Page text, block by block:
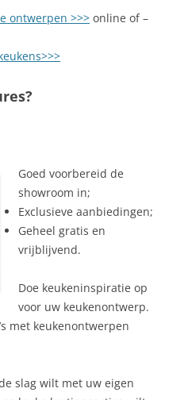
ontwerpen >>> online of –
Goed voorbereid de
showroom in;
Exclusieve aanbiedingen;
Geheel gratis en
vrijblijvend.
Doe keukeninspiratie op
voor uw keukenontwerp.
met keukenontwerpen
slag wilt met uw eigen